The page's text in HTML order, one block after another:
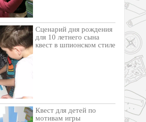
Сценарий дня рождения
для 10 летнего сына
квест в шпионском стиле
Квест для детей по
мотивам игры